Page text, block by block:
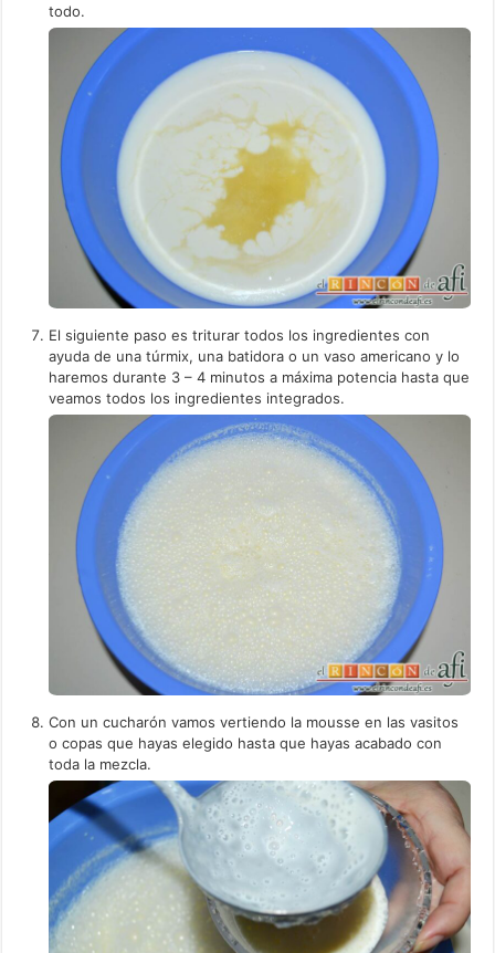
todo.
El siguiente paso es triturar todos los ingredientes con
ayuda de una túrmix, una batidora o un vaso americano y lo
haremos durante 3 – 4 minutos a máxima potencia hasta que
veamos todos los ingredientes integrados.
Con un cucharón vamos vertiendo la mousse en las vasitos
o copas que hayas elegido hasta que hayas acabado con
toda la mezcla.